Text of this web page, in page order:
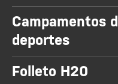
Campamentos
deportes
Folleto H20